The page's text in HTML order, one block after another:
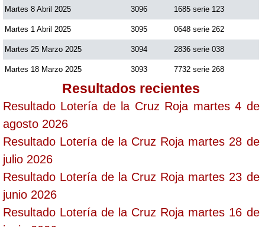
Martes 8 Abril 2025 3096 1685 serie 123
Martes 1 Abril 2025 3095 0648 serie 262
Martes 25 Marzo 2025 3094 2836 serie 038
Martes 18 Marzo 2025 3093 7732 serie 268
Resultados recientes
Resultado Lotería de la Cruz Roja martes 4 de
agosto 2026
Resultado Lotería de la Cruz Roja martes 28 de
julio 2026
Resultado Lotería de la Cruz Roja martes 23 de
junio 2026
Resultado Lotería de la Cruz Roja martes 16 de